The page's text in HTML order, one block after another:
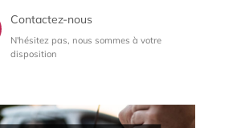
Contactez-nous
N'hésitez pas, nous sommes à votre
disposition